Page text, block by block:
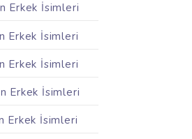
Erkek İsimleri
Erkek İsimleri
Erkek İsimleri
Erkek İsimleri
Erkek İsimleri